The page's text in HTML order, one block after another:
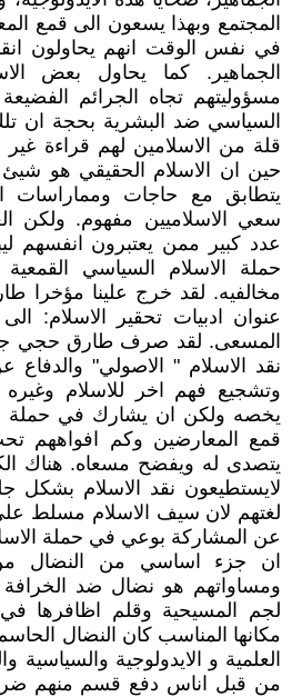
المجتمع وبهذا يسعون الى قمع
في نفس الوقت انهم يحاولون
الجماهير. كما يحاول بعض
مسؤوليتهم تجاه الجرائم الفضيعة
السياسي ضد البشرية بحجة ان
قلة من الاسلامين لهم قراءة
حين ان الاسلام الحقيقي هو شيئ
يتطابق مع حاجات ومماراسات
سعي الاسلاميين مفهوم. ولكن
عدد كبير ممن يعتبرون انفسهم
حملة الاسلام السياسي
مخالفيه. لقد خرج علينا مؤخرا
عنوان ادبيات تحقير الاسلام:
المسعى. لقد صرف طارق حجي
نقد الاسلام " الاصولي" والدفاع
وتشجيع فهم اخر للاسلام وغيره
يخصه ولكن ان يشارك في حملة
قمع المعارضين وكم افواههم
يتصدى له ويفضح مسعاه. هناك
لايستطيعون نقد الاسلام بشكل
لغتهم لان سيف الاسلام مسلط
عن المشاركة بوعي في حملة
ان جزء اساسي من النضال
ومساواتهم هو نضال ضد الخرافة
لجم المسيحية وقلم اظافرها
مكانها المناسب كان النضال
العلمية و الايدولوجية والسياسية
من قبل اناس دفع قسم منهم